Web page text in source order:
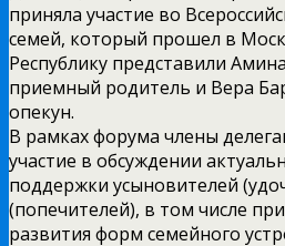
приняла участие во
семей, который прошел в
Республику представили
приемный родитель и Вера
опекун.
В рамках форума члены
участие в обсуждении
поддержки усыновителей
(попечителей), в том числе
развития форм семейного